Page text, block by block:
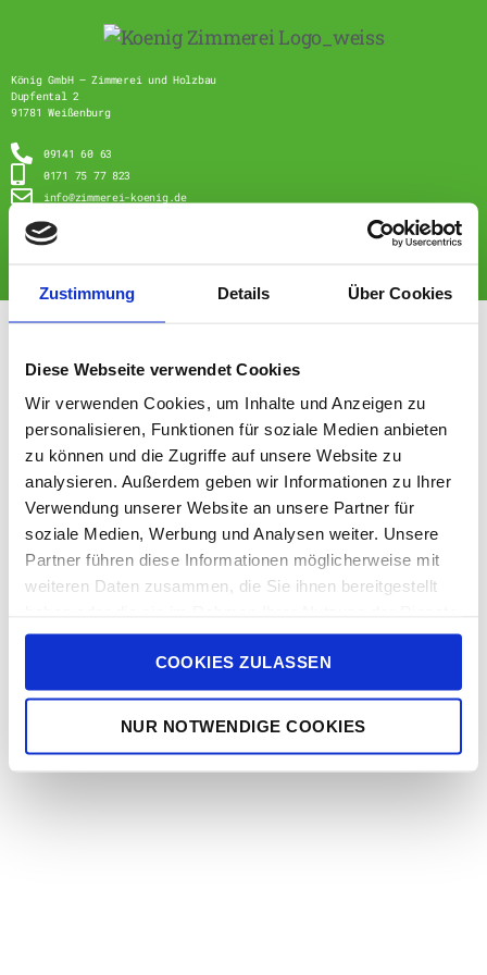
Zustimmung Details Über Cookies
Diese Webseite verwendet Cookies
Wir verwenden Cookies, um Inhalte und Anzeigen zu
personalisieren, Funktionen für soziale Medien anbieten
zu können und die Zugriffe auf unsere Website zu
analysieren. Außerdem geben wir Informationen zu Ihrer
Verwendung unserer Website an unsere Partner für
soziale Medien, Werbung und Analysen weiter. Unsere
Partner führen diese Informationen möglicherweise mit
weiteren Daten zusammen, die Sie ihnen bereitgestellt
gesammelt haben.
COOKIES ZULASSEN
NUR NOTWENDIGE COOKIES
König GmbH – Zimmerei und Holzbau
Dupfental 2
91781 Weißenburg
09141 60 63
0171 75 77 823
info@zimmerei-koenig.de
Impressum